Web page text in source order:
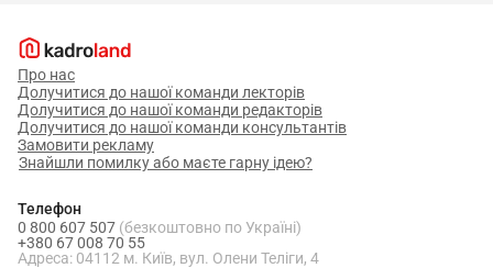
Про нас
Долучитися до нашої команди лекторів
Долучитися до нашої команди редакторів
Долучитися до нашої команди консультантів
Замовити рекламу
Знайшли помилку або маєте гарну ідею?
Телефон
0 800 607 507 (безкоштовно по Україні)
+380 67 008 70 55
Адреса: 04112 м. Київ, вул. Олени Теліги, 4